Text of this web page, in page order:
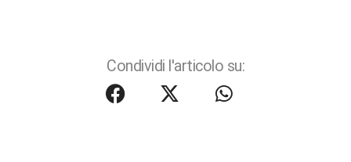
Condividi l'articolo su: